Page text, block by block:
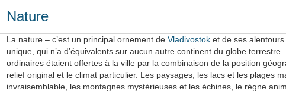
Nature
La nature – c’est un principal ornement de Vladivostoket de ses
unique, qui n’a d’équivalents sur aucun autre continent du globe
ordinaires étaient offertes à la ville par la combinaison de la position
relief original et le climat particulier. Les paysages, les lacs et les plages
invraisemblable, les montagnes mystérieuses et les échines, le règne